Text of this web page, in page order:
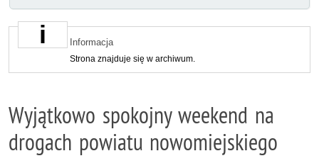
Informacja
Strona znajduje się w archiwum.
Wyjątkowo spokojny weekend na
drogach powiatu nowomiejskiego